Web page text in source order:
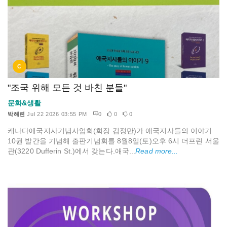
C
"조국 위해 모든 것 바친 분들"
문화&생활
박해련 Jul 22 2026 03:55 PM 0 0 0
캐나다애국지사기념사업회(회장 김정만)가 애국지사들의 이야기
10권 발간을 기념해 출판기념회를 8월8일(토)오후 6시 더프린 서울
관(3220 Dufferin St.)에서 갖는다.애국...Read more...